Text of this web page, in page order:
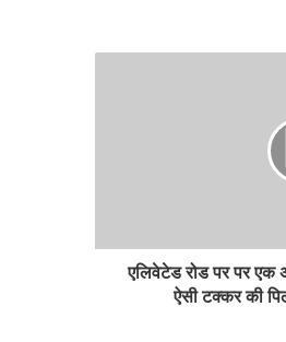
एलिवेटेड रोड पर पर एक
ऐसी टक्कर की